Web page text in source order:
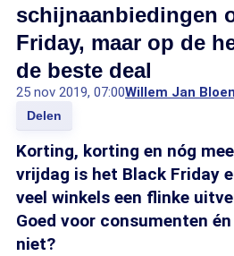
schijnaanbiedingen
Friday, maar op de
de beste deal
25 nov 2019, 07:00Willem Jan
Delen
Korting, korting en nóg
vrijdag is het Black Friday
veel winkels een flinke
Goed voor consumenten
niet?